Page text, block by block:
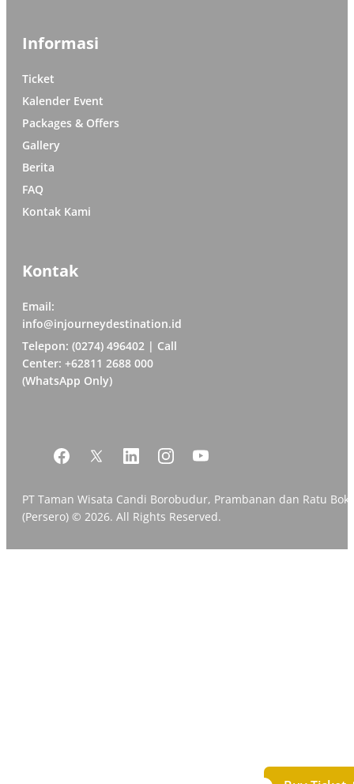
Informasi
Ticket
Kalender Event
Packages & Offers
Gallery
Berita
FAQ
Kontak Kami
Kontak
Email:
info@injourneydestination.id
Telepon: (0274) 496402 | Call
Center: +62811 2688 000
(WhatsApp Only)
PT Taman Wisata Candi Borobudur, Prambanan dan Ratu
(Persero) © 2026. All Rights Reserved.